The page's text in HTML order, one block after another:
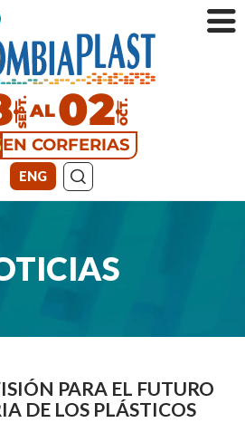
SEPT.AL02OCT.
EN CORFERIAS
ENG
PARA EL FUTURO
DE LOS PLÁSTICOS